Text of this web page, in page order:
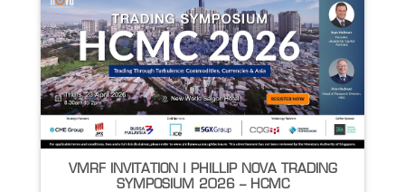
VMRF INVITATION | PHILLIP NOVA TRADING
SYMPOSIUM 2026 – HCMC